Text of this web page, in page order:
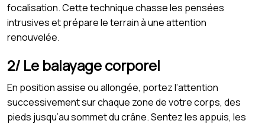
focalisation. Cette technique chasse les pensées
intrusives et prépare le terrain à une attention
renouvelée.
2/ Le balayage corporel
En position assise ou allongée, portez l’attention
successivement sur chaque zone de votre corps, des
pieds jusqu’au sommet du crâne. Sentez les appuis, les